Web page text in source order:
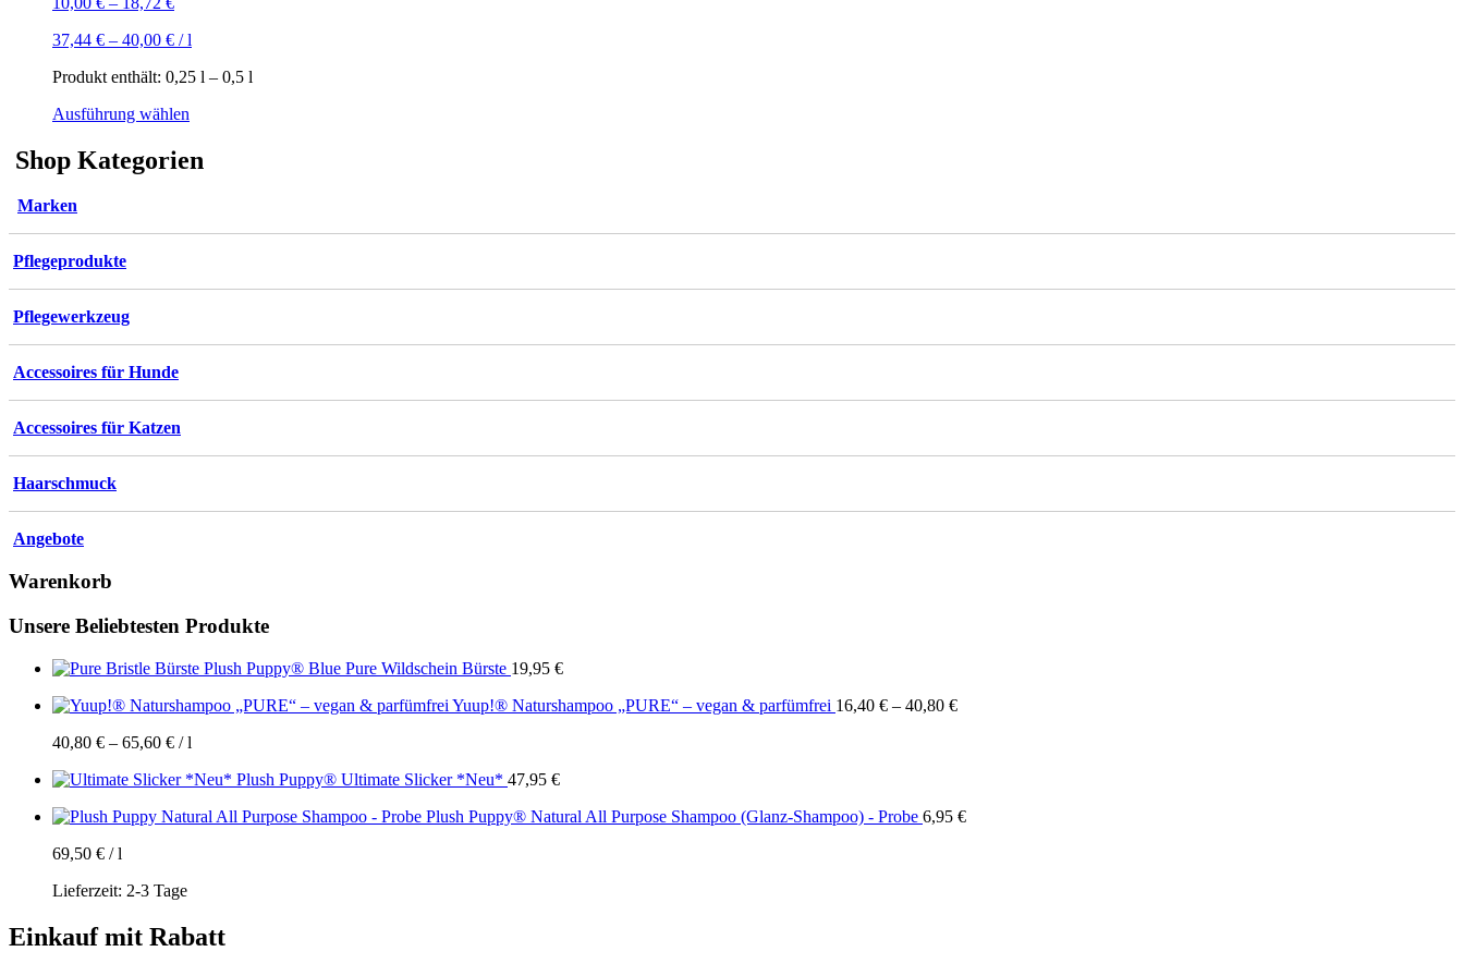
37,44 € – 40,00 € /l
Produkt enthält: 0,25 l – 0,5 l
Ausführung wählen
mehrere
Die
auf
gewählt
Shop Kategorien
Marken
Pflegeprodukte
Pflegewerkzeug
Accessoires für Hunde
Accessoires für Katzen
Haarschmuck
Angebote
Warenkorb
Unsere Beliebtesten Produkte
Plush Puppy® Blue Pure Wildschein Bürste 19,95 €
Yuup!® Naturshampoo „PURE“ – vegan & parfümfrei 16,40 € – 40,80 €
40,80 € – 65,60 € /l
Plush Puppy® Ultimate Slicker *Neu* 47,95 €
Plush Puppy® Natural All Purpose Shampoo (Glanz-Shampoo) - Probe 6,95 €
69,50 € /l
Lieferzeit: 2-3 Tage
Einkauf mit Rabatt